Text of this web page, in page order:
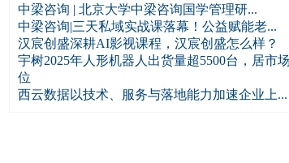
中梁咨询 | 北京大学中梁咨询国学管理研...
中梁咨询|三天私域实战课落幕！公益赋能老...
汉宸创盛深耕AI影视课程，汉宸创盛怎么样？
宇树2025年人形机器人出货量超5500台，居市
位
西云数据以技术、服务与落地能力加速企业上...